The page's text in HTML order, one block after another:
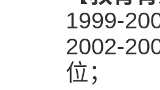
1999-
2002-
位；